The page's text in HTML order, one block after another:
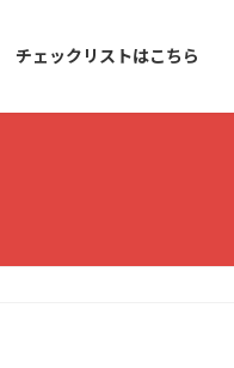
チェックリストはこちら